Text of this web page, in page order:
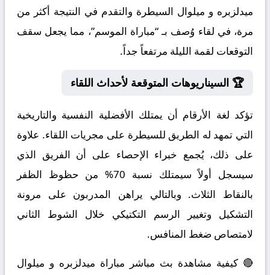
ميدلزبره و ميلوال السيطرة والتقدم في النتيجة أكثر من
مرة، في لقاء وُصف بـ “مباراة الموسم”، مما يجعل سقف
التوقعات لقمة الليلة مرتفعاً جداً.
🏆 السيناريوهات المتوقعة لأحداث اللقاء
تؤكد لغة الأرقام أن يمتلك الأفضلية النفسية والتاريخية
التي تمهد له الطريق للسيطرة على مجريات اللقاء. علاوة
على ذلك، يُجمع خبراء الإحصاء على أن الفريق الذي
سيسجل أولاً سيمتلك نسبة 70% من حظوظ الظفر
بالنقاط الثلاث. وبالتالي يراهن المدربون على مرونة
التشكيل وتغيير الرسم التكتيكي خلال الشوط الثاني
لامتصاص ضغط المنافس.
🔴 كيفية مشاهدة بث مباشر مباراة ميدلزبره و ميلوال